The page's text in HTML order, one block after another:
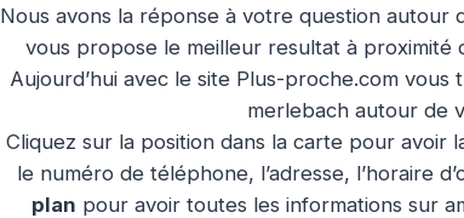
Nous avons la réponse à votre question autour
vous propose le meilleur resultat à
Aujourd’hui avec le site Plus-proche.com
merlebach autour de
Cliquez sur la position dans la carte pour avoir
le numéro de téléphone, l’adresse, l’horaire
plan pour avoir toutes les informations sur